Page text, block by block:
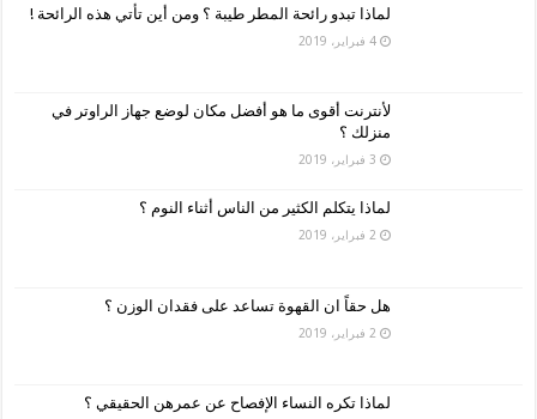
لماذا تبدو رائحة المطر طيبة ؟ ومن أين تأتي هذه الرائحة !
4 فبراير، 2019
لأنترنت أقوى ما هو أفضل مكان لوضع جهاز الراوتر في
منزلك ؟
3 فبراير، 2019
لماذا يتكلم الكثير من الناس أثناء النوم ؟
2 فبراير، 2019
هل حقاً ان القهوة تساعد على فقدان الوزن ؟
2 فبراير، 2019
لماذا تكره النساء الإفصاح عن عمرهن الحقيقي ؟